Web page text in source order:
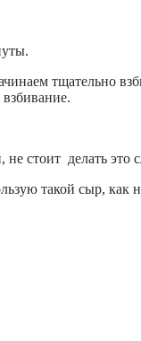
тщательно
стоит делать это
такой сыр, как